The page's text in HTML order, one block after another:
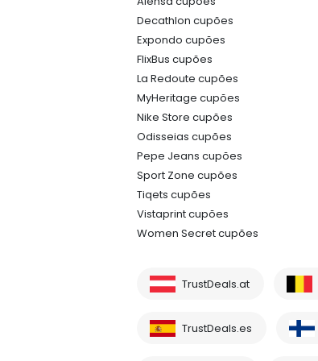
Decathlon cupões
Expondo cupões
FlixBus cupões
La Redoute cupões
MyHeritage cupões
Nike Store cupões
Odisseias cupões
Pepe Jeans cupões
Sport Zone cupões
Tiqets cupões
Vistaprint cupões
Women Secret cupões
TrustDeals.at
TrustDeals.es